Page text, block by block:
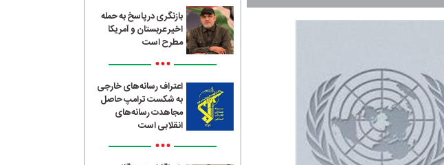
بازنگری در پاسخ به حمله
اخیر عربستان و آمریکا
مطرح است
•••
اعتراف رسانه‌های خارجی
به شکست ترامپ حاصل
مجاهدت رسانه‌های
انقلابی است
•••